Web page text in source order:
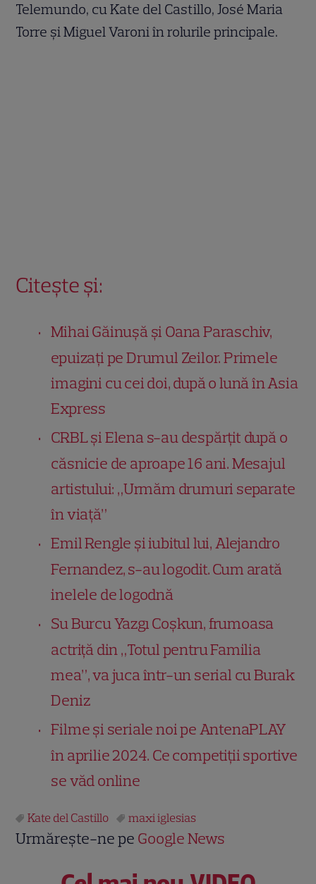
Telemundo, cu Kate del Castillo, José Maria
Torre și Miguel Varoni în rolurile principale.
Citește și:
Mihai Găinușă și Oana Paraschiv,
epuizați pe Drumul Zeilor. Primele
imagini cu cei doi, după o lună în Asia
Express
CRBL și Elena s-au despărțit după o
căsnicie de aproape 16 ani. Mesajul
artistului: „Urmăm drumuri separate
în viață”
Emil Rengle și iubitul lui, Alejandro
Fernandez, s-au logodit. Cum arată
inelele de logodnă
Su Burcu Yazgı Coşkun, frumoasa
actriță din „Totul pentru Familia
mea”, va juca într-un serial cu Burak
Deniz
Filme și seriale noi pe AntenaPLAY
în aprilie 2024. Ce competiții sportive
se văd online
Kate del Castillo maxi iglesias
Urmărește-ne pe Google News